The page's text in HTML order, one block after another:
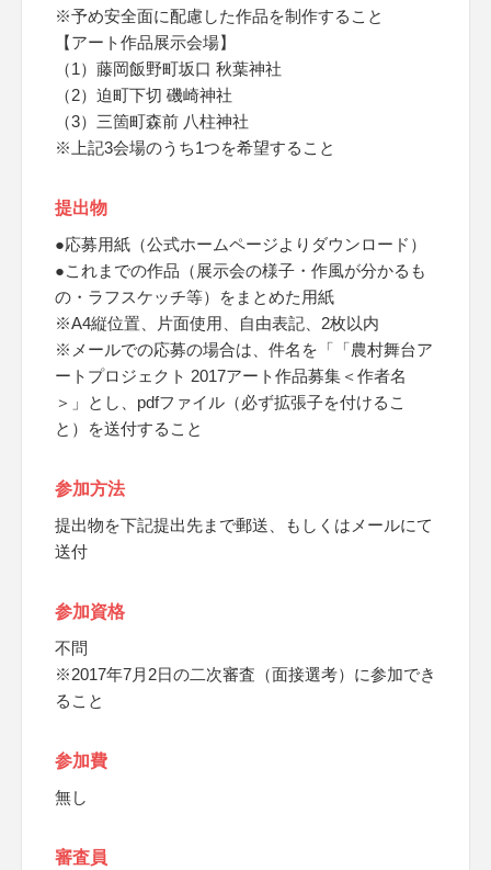
※予め安全面に配慮した作品を制作すること
【アート作品展示会場】
（1）藤岡飯野町坂口 秋葉神社
（2）迫町下切 磯崎神社
（3）三箇町森前 八柱神社
※上記3会場のうち1つを希望すること
提出物
●応募用紙（公式ホームページよりダウンロード）
●これまでの作品（展示会の様子・作風が分かるも
の・ラフスケッチ等）をまとめた用紙
※A4縦位置、片面使用、自由表記、2枚以内
※メールでの応募の場合は、件名を「「農村舞台ア
ートプロジェクト 2017アート作品募集＜作者名
＞」とし、pdfファイル（必ず拡張子を付けるこ
と）を送付すること
参加方法
提出物を下記提出先まで郵送、もしくはメールにて
送付
参加資格
不問
※2017年7月2日の二次審査（面接選考）に参加でき
ること
参加費
無し
審査員